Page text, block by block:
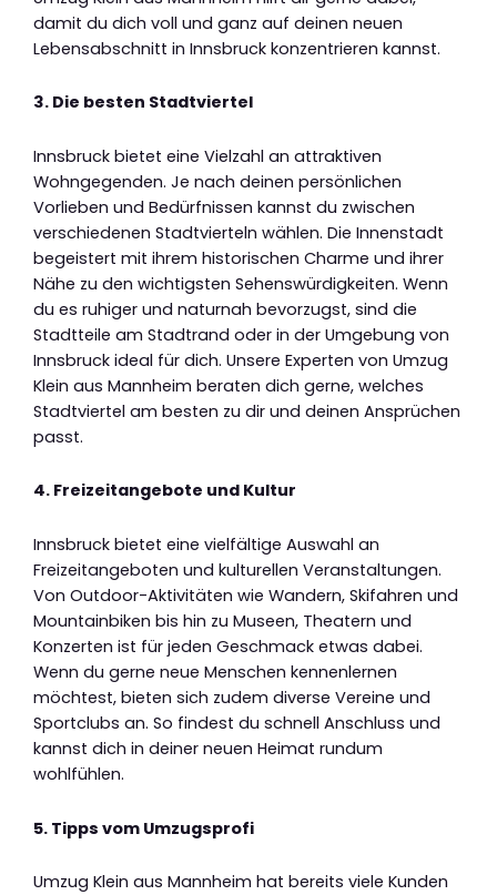
damit du dich voll und ganz auf deinen neuen
Lebensabschnitt in Innsbruck konzentrieren kannst.
3. Die besten Stadtviertel
Innsbruck bietet eine Vielzahl an attraktiven
Wohngegenden. Je nach deinen persönlichen
Vorlieben und Bedürfnissen kannst du zwischen
verschiedenen Stadtvierteln wählen. Die Innenstadt
begeistert mit ihrem historischen Charme und ihrer
Nähe zu den wichtigsten Sehenswürdigkeiten. Wenn
du es ruhiger und naturnah bevorzugst, sind die
Stadtteile am Stadtrand oder in der Umgebung von
Innsbruck ideal für dich. Unsere Experten von Umzug
Klein aus Mannheim beraten dich gerne, welches
Stadtviertel am besten zu dir und deinen Ansprüchen
passt.
4. Freizeitangebote und Kultur
Innsbruck bietet eine vielfältige Auswahl an
Freizeitangeboten und kulturellen Veranstaltungen.
Von Outdoor-Aktivitäten wie Wandern, Skifahren und
Mountainbiken bis hin zu Museen, Theatern und
Konzerten ist für jeden Geschmack etwas dabei.
Wenn du gerne neue Menschen kennenlernen
möchtest, bieten sich zudem diverse Vereine und
Sportclubs an. So findest du schnell Anschluss und
kannst dich in deiner neuen Heimat rundum
wohlfühlen.
5. Tipps vom Umzugsprofi
Umzug Klein aus Mannheim hat bereits viele Kunden